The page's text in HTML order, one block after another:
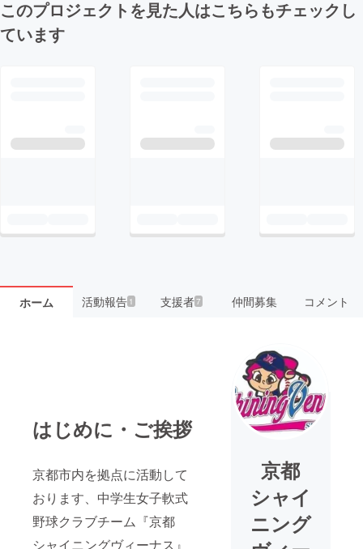
このプロジェクトを見た人はこちらもチェックし
ています
ホーム 活動報告1 支援者7 仲間募集 コメント
はじめに・ご挨拶
京都市内を拠点に活動して
おります、中学生女子軟式
野球クラブチーム『京都
シャイニングヴィーナス』
京都
シャイ
ニング